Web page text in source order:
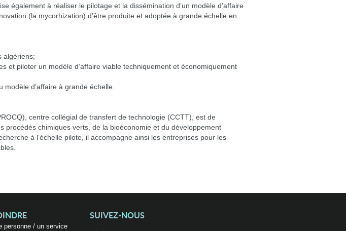
également à réaliser le pilotage et la dissémination d’un modèle d’affaire
(la mycorhization) d’être produite et adoptée à grande échelle en
algériens;
et piloter un modèle d’affaire viable techniquement et économiquement
d’affaire à grande échelle.
centre collégial de transfert de technologie (CCTT), est de
chimiques verts, de la bioéconomie et du développement
à l’échelle pilote, il accompagne ainsi les entreprises pour les
personne / un service
SUIVEZ-NOUS